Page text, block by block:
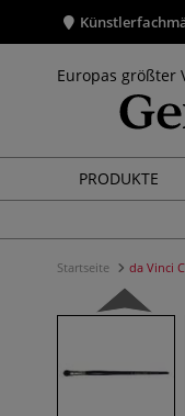
Europas größter
PRODUKTE
Startseite da Vinci